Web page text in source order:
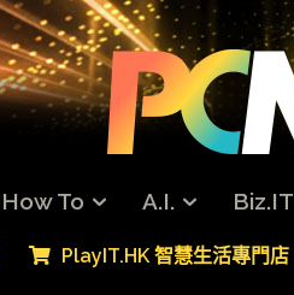
How To A.I. Biz.IT
PlayIT.HK 智慧生活專門店